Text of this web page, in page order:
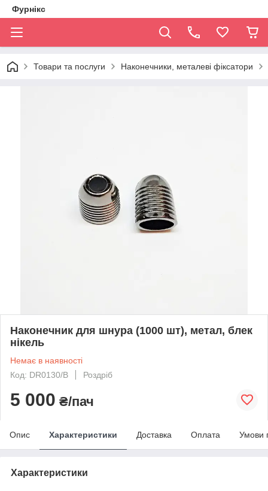
Фурнікс
Товари та послуги Наконечники, металеві фіксатори
Наконечник для шнура (1000 шт), метал, блек
нікель
Немає в наявності
Код: DR0130/B
Роздріб
5 000 ₴/пач
Опис Характеристики Доставка Оплата Умови
Характеристики